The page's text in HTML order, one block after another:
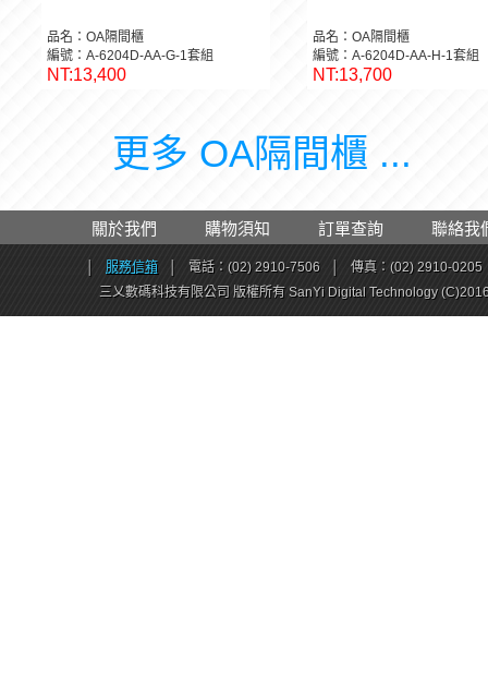
品名：OA隔間櫃
編號：A-6204D-AA-G-1套組
NT:13,400
品名：OA隔間櫃
編號：A-6204D-AA-H-1套組
NT:13,700
更多 OA隔間櫃 ...
關於我們 購物須知 訂單查詢 聯絡我
服務信箱 電話：(02) 2910-7506
傳真：(02) 2910-0205
三乂數碼科技有限公司 版權所有 SanYi Digital Technology